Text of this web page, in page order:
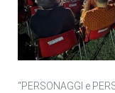
“PERSONAGGI e